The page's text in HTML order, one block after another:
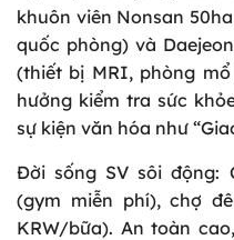
khuôn viên Nonsan
quốc phòng) và
(thiết bị MRI, phòng
hưởng kiểm tra sức
sự kiện văn hóa như
Đời sống SV sôi động:
(gym miễn phí), chợ
KRW/bữa). An toàn